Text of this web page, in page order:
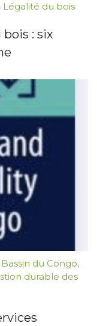
, Légalité du bois
: six
Bassin du Congo,
durable des